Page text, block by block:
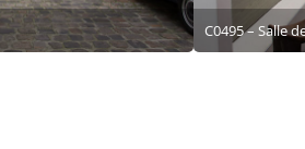
C0495 – Salle